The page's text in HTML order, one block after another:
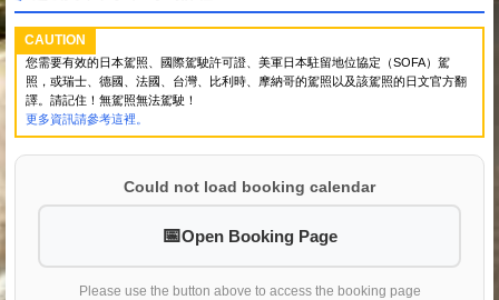
CAUTION
您需要有效的日本駕照、國際駕駛許可證、美軍日本駐留地位協定（SOFA）駕
照，或瑞士、德國、法國、台灣、比利時、摩納哥的駕照以及該駕照的日文官方翻
譯。請記住！無駕照無法駕駛！
更多資訊請參考這裡。
Could not load booking calendar
Open Booking Page
Please use the button above to access the booking page